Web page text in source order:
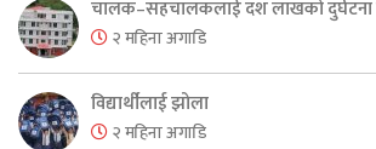
चालक–सहचालकलाई दश लाखको दुर्घटना
२ महिना अगाडि
विद्यार्थीलाई झोला
२ महिना अगाडि